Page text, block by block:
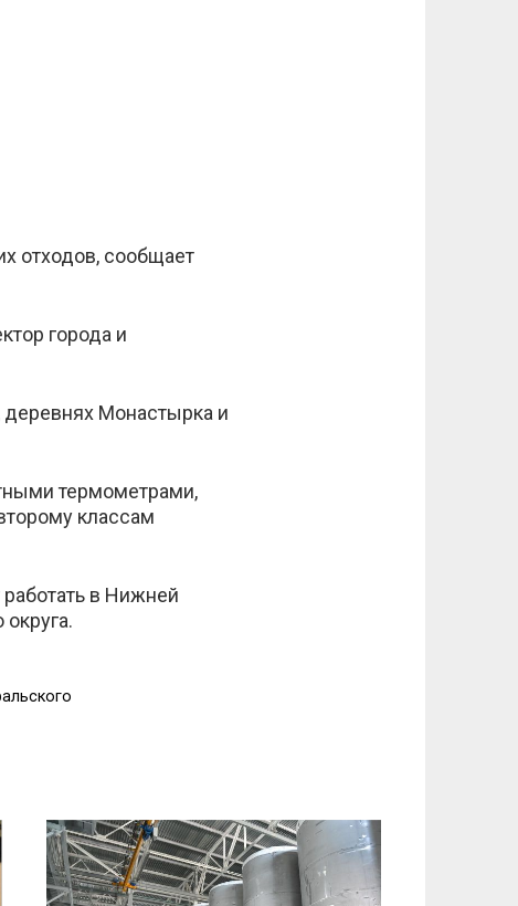
отходов, сообщает
города и
деревнях Монастырка и
термометрами,
классам
в Нижней